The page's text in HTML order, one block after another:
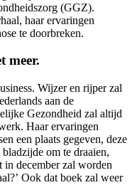
(GGZ).
haar ervaringen
te doorbreken.
meer.
Wijzer en rijper zal
aan de
Gezondheid zal altijd
Haar ervaringen
een plaats gegeven, deze
om te draaien,
in december zal worden
Ook dat boek zal weer